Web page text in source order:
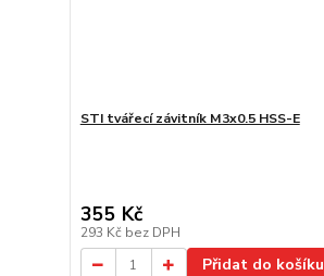
STI tvářecí závitník M3x0.5 HSS-E
355 Kč
293 Kč bez DPH
Přidat do košíku